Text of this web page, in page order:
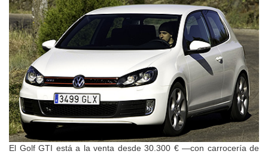
El Golf GTI está a la venta desde 30.300 € —con carrocería de